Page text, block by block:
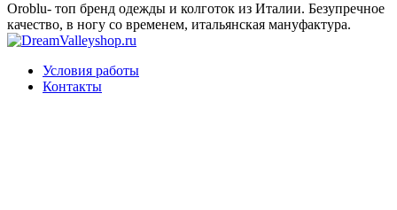
Oroblu- топ бренд одежды и колготок из Италии. Безупречное
качество, в ногу со временем, итальянская мануфактура.
Условия работы
Контакты